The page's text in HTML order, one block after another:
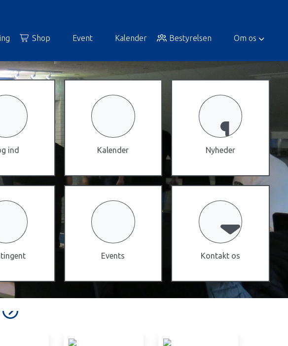
Shop Event Kalender Bestyrelsen Om os
ind Kalender Nyheder
Events Kontakt os